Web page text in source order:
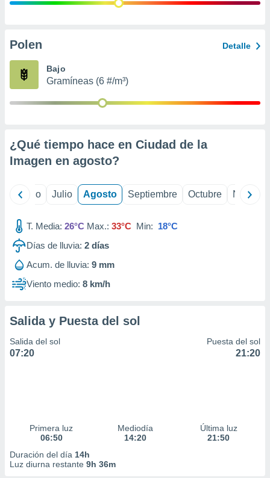
publicidad
de
Polen Detalle
Bajo
Gramíneas (6 #/m³)
¿Qué tiempo hace en Ciudad de la
Imagen en agosto?
Junio Julio Agosto Septiembre Octubre
T. Media: 26°C Max.: 33°C Min: 18°C
Días de lluvia: 2 días
Acum. de lluvia: 9 mm
Viento medio: 8 km/h
Salida y Puesta del sol
Salida del sol
07:20
Puesta del sol
21:20
Primera luz
06:50
Mediodía
14:20
Última luz
21:50
Duración del día 14h
Luz diurna restante 9h 36m